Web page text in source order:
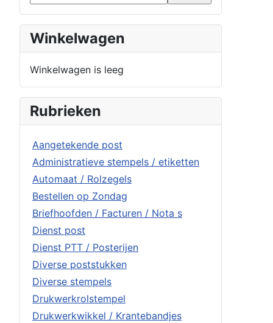
Winkelwagen
Winkelwagen is leeg
Rubrieken
Aangetekende post
Administratieve stempels / etiketten
Automaat / Rolzegels
Bestellen op Zondag
Briefhoofden / Facturen / Nota s
Dienst post
Dienst PTT / Posterijen
Diverse poststukken
Diverse stempels
Drukwerkrolstempel
Drukwerkwikkel / Krantebandjes